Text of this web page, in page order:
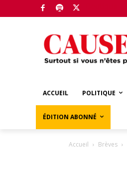
ACCUEIL POLITIQUE
ÉDITION ABONNÉ
Accueil Brèves